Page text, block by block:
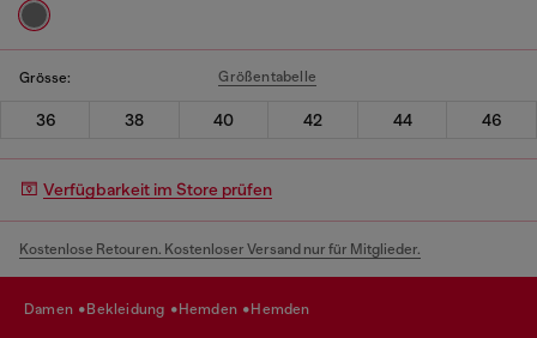
Grösse: Größentabelle
36 38 40 42 44 46
Verfügbarkeit im Store prüfen
Kostenlose Retouren. Kostenloser Versand nur für Mitglieder.
damen bekleidung hemden hemden